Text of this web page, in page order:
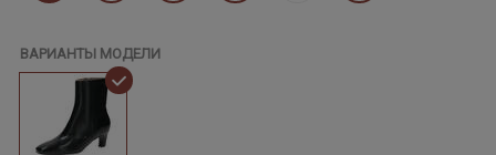
ВАРИАНТЫ МОДЕЛИ